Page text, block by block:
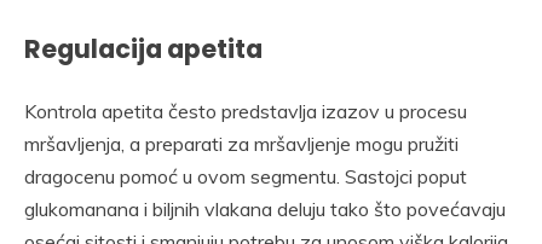
Regulacija apetita
Kontrola apetita često predstavlja izazov u procesu
mršavljenja, a preparati za mršavljenje mogu pružiti
dragocenu pomoć u ovom segmentu. Sastojci poput
glukomanana i biljnih vlakana deluju tako što povećavaju